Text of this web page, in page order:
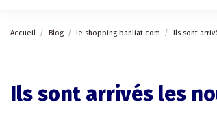
Accueil Blog le shopping banliat.com Ils sont
Ils sont arrivés les